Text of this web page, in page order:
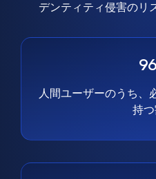
デンティティ侵害のリ
人間ユーザーのうち、
持